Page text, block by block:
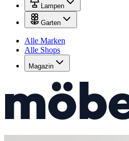
Lampen
Garten
Alle Marken
Alle Shops
Magazin